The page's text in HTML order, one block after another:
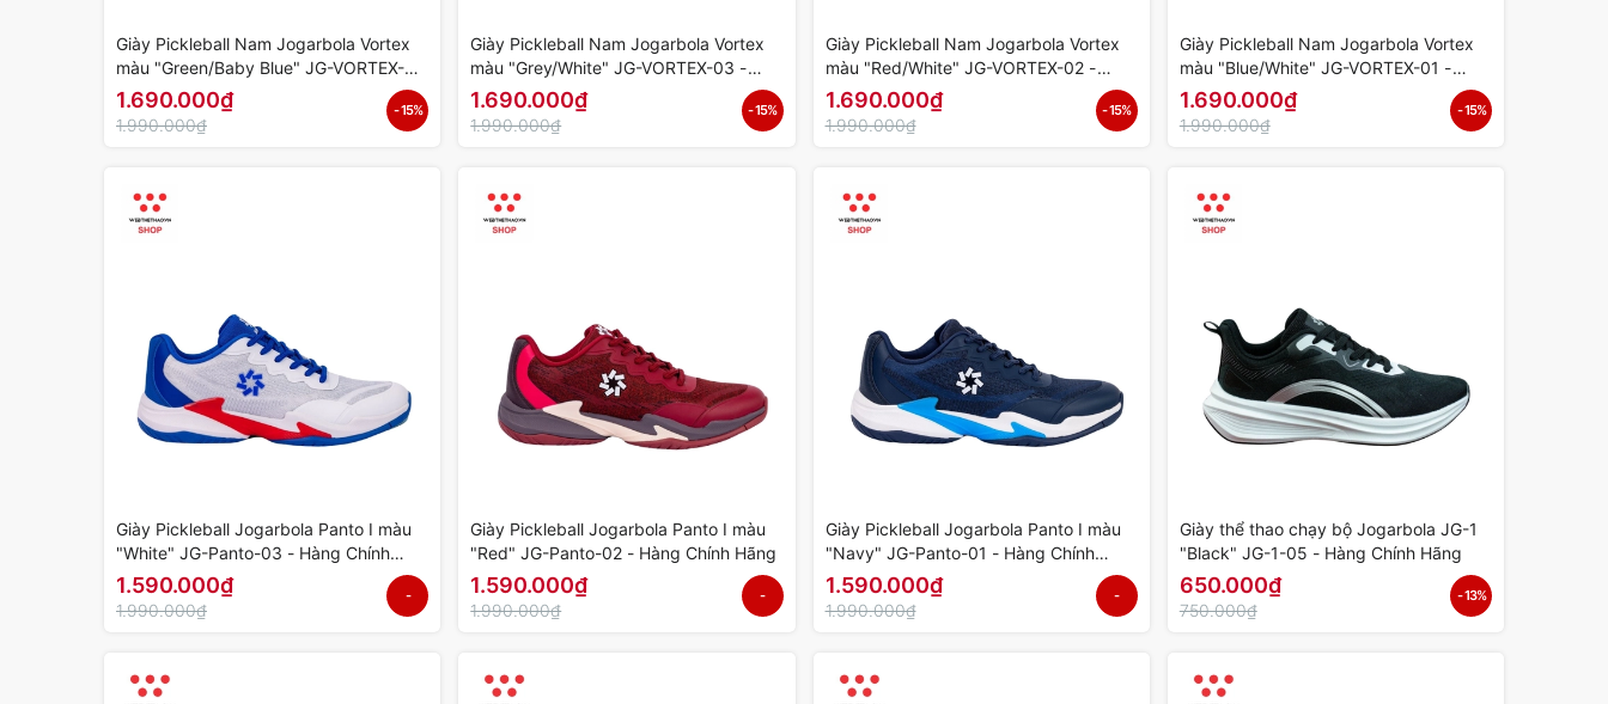
Giày Pickleball Nam Jogarbola Vortex
màu "Green/Baby Blue" JG-VORTEX-05
- Hàng Chính Hãng
1.690.000₫
1.990.000₫
- 15%
Giày Pickleball Nam Jogarbola Vortex
màu "Grey/White" JG-VORTEX-03 -
Hàng Chính Hãng
1.690.000₫
1.990.000₫
- 15%
Giày Pickleball Nam Jogarbola Vortex
màu "Red/White" JG-VORTEX-02 -
Hàng Chính Hãng
1.690.000₫
1.990.000₫
- 15%
Giày Pickleball Nam Jogarbola Vortex
màu "Blue/White" JG-VORTEX-01 -
Hàng Chính Hãng
1.690.000₫
1.990.000₫
- 15%
Giày Pickleball Jogarbola Panto I màu
"White" JG-Panto-03 - Hàng Chính
Hãng
1.590.000₫
1.990.000₫
-
Giày Pickleball Jogarbola Panto I màu
"Red" JG-Panto-02 - Hàng Chính Hãng
1.590.000₫
1.990.000₫
-
Giày Pickleball Jogarbola Panto I màu
"Navy" JG-Panto-01 - Hàng Chính
Hãng
1.590.000₫
1.990.000₫
-
Giày thể thao chạy bộ Jogarbola JG-1
"Black" JG-1-05 - Hàng Chính Hãng
650.000₫
750.000₫
- 13%